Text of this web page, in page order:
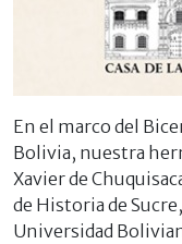
En el marco del
Bolivia, nuestra
Xavier de
de Historia de
Universidad